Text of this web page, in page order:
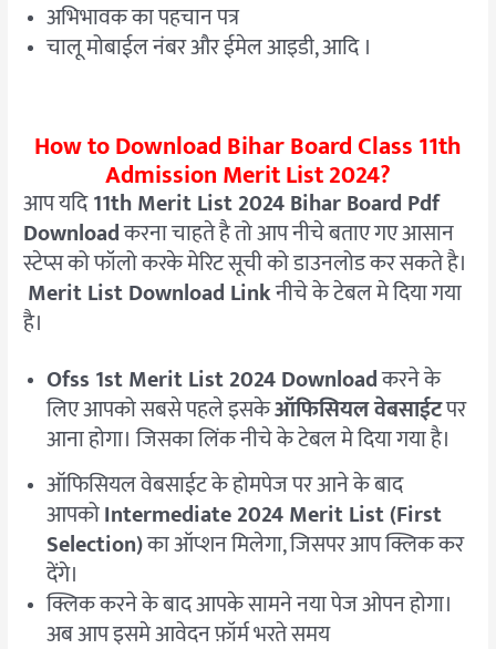
अभिभावक का पहचान पत्र
चालू मोबाईल नंबर और ईमेल आइडी, आदि ।
How to Download Bihar Board Class 11th
Admission Merit List 2024?
आप यदि11th Merit List 2024 Bihar Board Pdf
Downloadकरना चाहते है तो आप नीचे बताए गए आसान
स्टेप्स को फॉलो करके मेरिट सूची को डाउनलोड कर सकते है।
Merit List Download Linkनीचे के टेबल मे दिया गया
है।
Ofss 1st Merit List 2024 Downloadकरने के
लिए आपको सबसे पहले इसकेऑफिसियल वेबसाईटपर
आना होगा। जिसका लिंक नीचे के टेबल मे दिया गया है।
ऑफिसियल वेबसाईट के होमपेज पर आने के बाद
आपकोIntermediate 2024 Merit List (First
Selection)का ऑप्शन मिलेगा, जिसपर आप क्लिक कर
देंगे।
क्लिक करने के बाद आपके सामने नया पेज ओपन होगा।
अब आप इसमे आवेदन फ़ॉर्म भरते समय